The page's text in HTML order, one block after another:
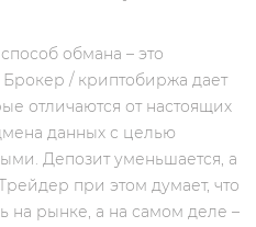
обмана – это
/ криптобиржа дает
отличаются от настоящих
данных с целью
Депозит уменьшается, а
при этом думает, что
на рынке, а на самом деле –